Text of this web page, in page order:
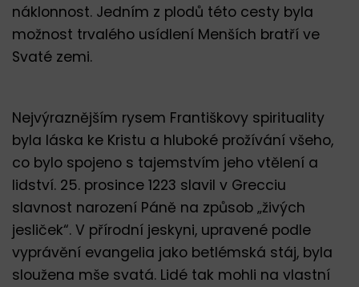
náklonnost. Jedním z plodů této cesty byla
možnost trvalého usídlení Menších bratří ve
Svaté zemi.
Nejvýraznějším rysem Františkovy spirituality
byla láska ke Kristu a hluboké prožívání všeho,
co bylo spojeno s tajemstvím jeho vtělení a
lidství. 25. prosince 1223 slavil v Grecciu
slavnost narození Páně na způsob „živých
jesliček“. V přírodní jeskyni, upravené podle
vyprávění evangelia jako betlémská stáj, byla
sloužena mše svatá. Lidé tak mohli na vlastní